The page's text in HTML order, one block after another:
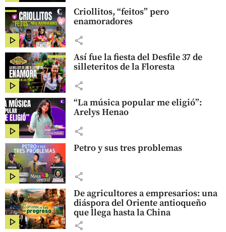
Criollitos, “feitos” pero
enamoradores
share
Así fue la fiesta del Desfile 37 de
silleteritos de la Floresta
share
“La música popular me eligió”:
Arelys Henao
share
Petro y sus tres problemas
share
De agricultores a empresarios: una
diáspora del Oriente antioqueño
que llega hasta la China
share